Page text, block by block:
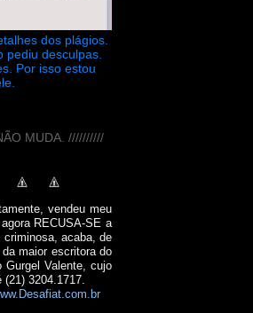
dos plágios.
pediu desculpas.
Por isso estou
MUDA. //////////
vendeu meu
RECUSA-SE a
acaba, de
maior escritora do
Valente, cujo
3204.1717.